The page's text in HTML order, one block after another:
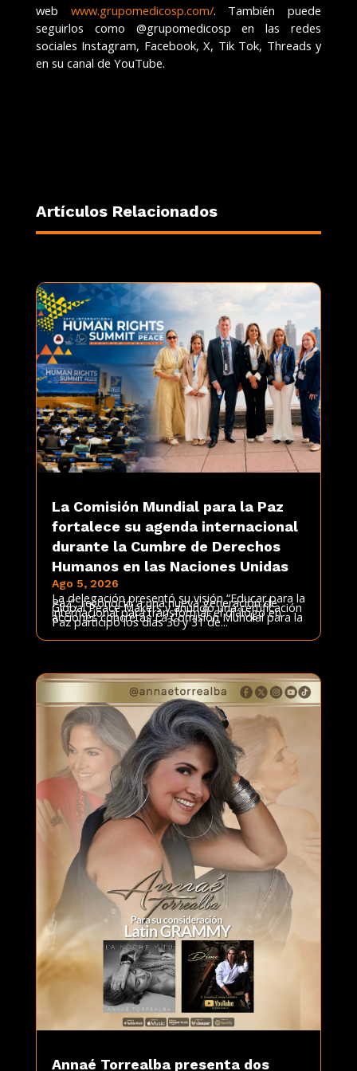
web www.grupomedicosp.com/. También puede
seguirlos como @grupomedicosp en las redes
sociales Instagram, Facebook, X, Tik Tok, Threads y
en su canal de YouTube.
Artículos Relacionados
La Comisión Mundial para la Paz
fortalece su agenda internacional
durante la Cumbre de Derechos
Humanos en las Naciones Unidas
Ago 5, 2026
La delegación presentó su visión “Educar para la
Paz”, reconoció a una nueva generación de
Global Peace Makers y anunció una certificación
internacional para transformar el diálogo en
acciones concretas La Comisión Mundial para la
Paz participó los días 30 y 31 de...
Annaé Torrealba presenta dos